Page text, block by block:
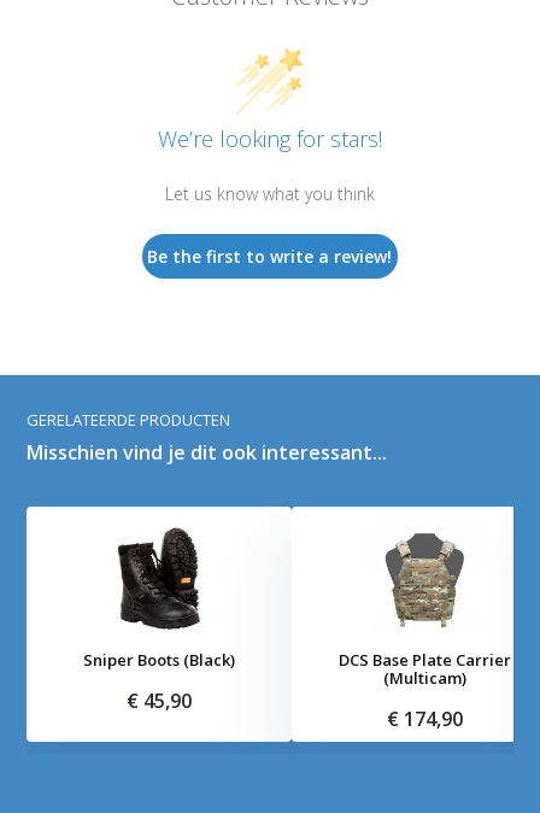
We’re looking for stars!
Let us know what you think
Be the first to write a review!
GERELATEERDE PRODUCTEN
Misschien vind je dit ook interessant...
Sniper Boots (Black)
€ 45,90
DCS Base Plate Carrier
(Multicam)
€ 174,90